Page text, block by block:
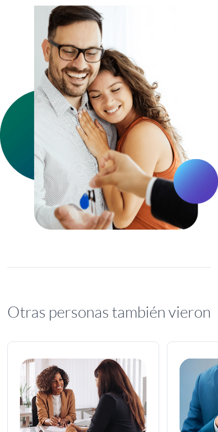
Otras personas también vieron